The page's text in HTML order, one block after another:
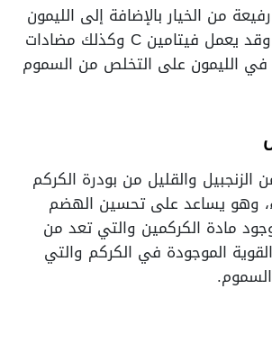
من الخيار بالإضافة إلى الليمون
والنعناع مع الماء، وقد يعمل فيتامين C وكذلك مضادات
في الليمون على التخلص من السموم
الزنجبيل والقليل من بودرة الكركم
وهو يساعد على تحسين الهضم
مادة الكركمين والتي تعد من
الموجودة في الكركم والتي